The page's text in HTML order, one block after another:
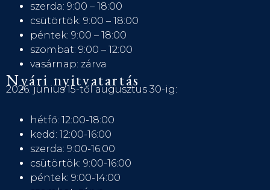
szerda: 9:00 – 18:00
csütörtök: 9:00 – 18:00
péntek: 9:00 – 18:00
szombat: 9:00 – 12:00
vasárnap: zárva
Nyári nyitvatartás
2026. június 15-től augusztus 30-ig:
hétfő: 12:00-18:00
kedd: 12:00-16:00
szerda: 9:00-16:00
csütörtök: 9:00-16:00
péntek: 9:00-14:00